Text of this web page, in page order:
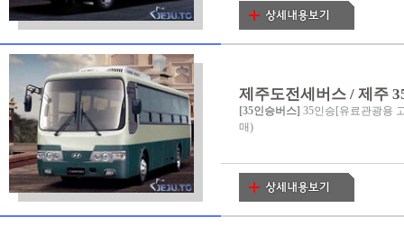
제주도전세버스 / 제주
[35인승버스] 35인승[유료관광용
매)